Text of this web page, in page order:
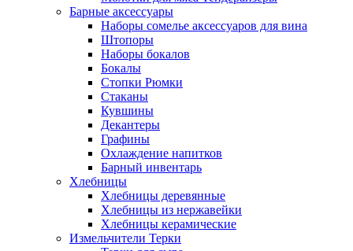
Барные аксессуары
Наборы сомелье аксессуаров для вина
Штопоры
Наборы бокалов
Бокалы
Стопки Рюмки
Стаканы
Кувшины
Декантеры
Графины
Охлаждение напитков
Барный инвентарь
Хлебницы
Хлебницы деревянные
Хлебницы из нержавейки
Хлебницы керамические
Измельчители Терки